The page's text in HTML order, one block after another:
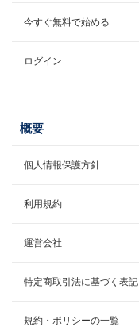
今すぐ無料で始める
ログイン
概要
個人情報保護方針
利用規約
運営会社
特定商取引法に基づく表記
規約・ポリシーの一覧